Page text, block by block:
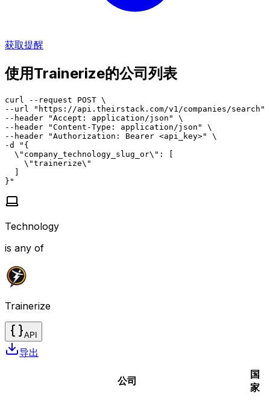
获取提醒
使用Trainerize的公司列表
curl --request POST \
--url "https://api.theirstack.com/v1/companies/search"
--header "Accept: application/json" \
--header "Content-Type: application/json" \
--header "Authorization: Bearer <api_key>" \
-d "{
  \"company_technology_slug_or\": [
    \"trainerize\"
  ]
}"
Technology
is any of
Trainerize
API
导出
公司
国
家